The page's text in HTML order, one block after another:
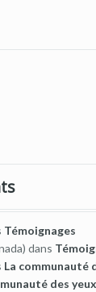
Témoignages
dans
La communauté
des